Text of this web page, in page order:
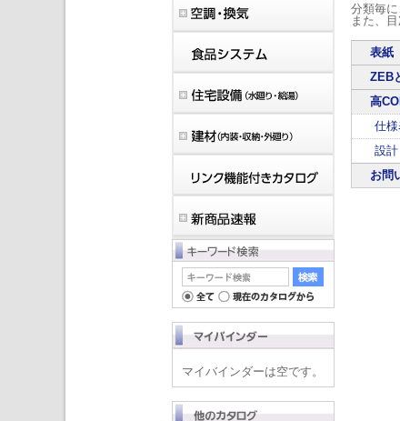
分類毎
また、
表紙
ZEB
高
仕様
設
お問
マイバインダーは空です。